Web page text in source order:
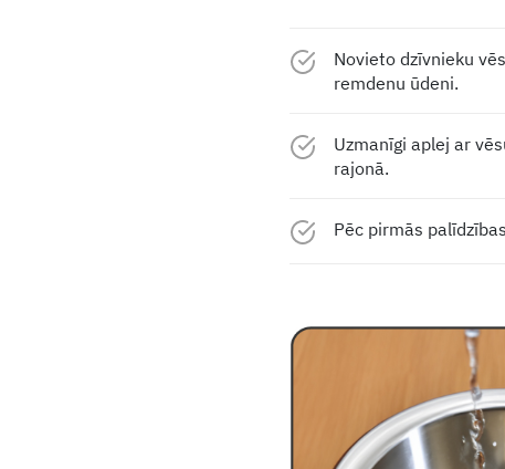
Novieto dzīvnieku
remdenu ūdeni.
Uzmanīgi aplej ar
rajonā.
Pēc pirmās